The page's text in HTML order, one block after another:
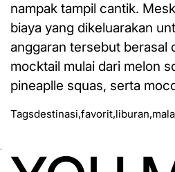
nampak tampil cantik.
biaya yang dikeluarakan
anggaran tersebut berasal
mocktail mulai dari melon
pineaplle squas, serta
Tagsdestinasi,favorit,liburan,